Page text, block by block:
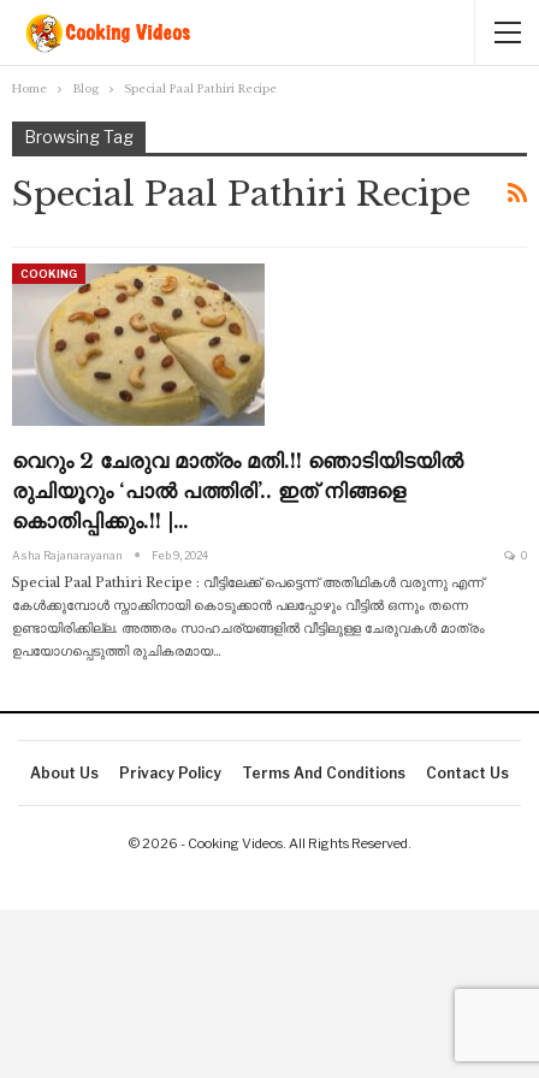
Home Blog Special Paal Pathiri Recipe
Browsing Tag
Special Paal Pathiri Recipe
COOKING
വെറും 2 ചേരുവ മാത്രം മതി.!! ഞൊടിയിടയിൽ
രുചിയൂറും ‘പാൽ പത്തിരി’.. ഇത് നിങ്ങളെ
കൊതിപ്പിക്കും.!! |…
Asha Rajanarayanan Feb 9, 2024 0
Special Paal Pathiri Recipe : വീട്ടിലേക്ക് പെട്ടെന്ന് അതിഥികൾ വരുന്നു എന്ന്
കേൾക്കുമ്പോൾ സ്നാക്കിനായി കൊടുക്കാൻ പലപ്പോഴും വീട്ടിൽ ഒന്നും തന്നെ
ഉണ്ടായിരിക്കില്ല. അത്തരം സാഹചര്യങ്ങളിൽ വീട്ടിലുള്ള ചേരുവകൾ മാത്രം
ഉപയോഗപ്പെടുത്തി രുചികരമായ…
About Us Privacy Policy Terms And Conditions Contact Us
© 2026 - Cooking Videos. All Rights Reserved.